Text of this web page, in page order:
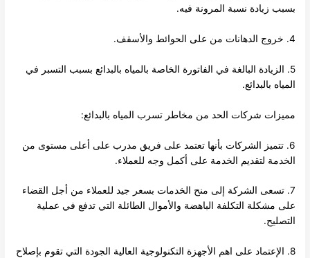
بسبب زيادة نسبة المرونة فيه.
4. خروج الدهانات من على الحوائط والأسقف.
5. الزيادة البالغة في الفاتورة الخاصة بالمياه بالبدائع بسبب التسبر في
المياه بالبدائع.
مميزات شركات الحد من مخاطر تسرب المياه بالبدائع:
6. تتميز الشركات بأنها تعتمد على فريق مدرب على أعلى مستوى من
الخدمة لتقديم الخدمة على أكمل وجه للعملاء.
7. تسعى الشركة إلى منح الخدمات بسعر جيد للعملاء من أجل القضاء
على مشكلة التكلفة الباهضة والأموال الطائلة التي تدفع في عملية
التصليح.
8. الإعتماد على اهم الأجهزة التكنولوجية العالية الجودة التي تقوم بإصلاح